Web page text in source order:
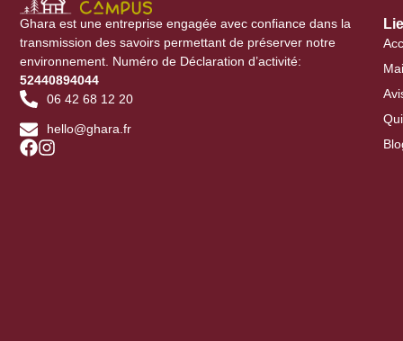
Ghara est une entreprise engagée avec confiance dans la
transmission des savoirs permettant de préserver notre
environnement. Numéro de Déclaration d’activité:
52440894044
06 42 68 12 20
hello@ghara.fr